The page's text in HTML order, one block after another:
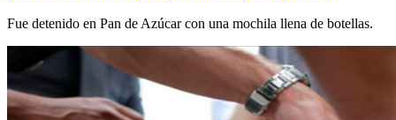
Fue detenido en Pan de Azúcar con una mochila llena de botellas.